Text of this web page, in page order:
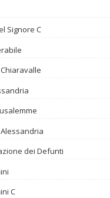
Signore C
dei Defunti
C